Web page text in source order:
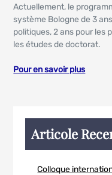
Actuellement, le
système Bologne de 3
politiques, 2 ans pour les
les études de doctorat.
Pour en savoir plus
Articole
Colloque